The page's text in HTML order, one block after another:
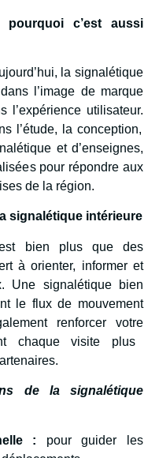
c’est aussi
la signalétique
l’image de marque
l’expérience utilisateur.
l’étude, la conception,
et d’enseignes,
pour répondre aux
de la région.
signalétique intérieure
bien plus que des
à orienter, informer et
Une signalétique bien
le flux de mouvement
renforcer votre
chaque visite plus
de la signalétique
: pour guider les